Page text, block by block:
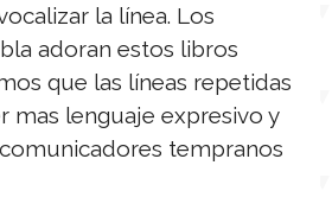
la línea. Los
adoran estos libros
que las líneas repetidas
mas lenguaje expresivo y
tempranos